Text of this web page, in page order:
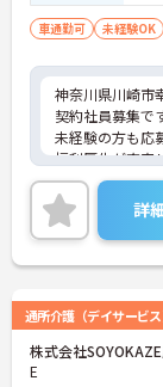
車通勤可 未経験OK
神奈川県川崎市
契約社員募集で
未経験の方も応
福利厚生が充実
り働きやすい環
ご興味のある方
詳細をお話いた
い。
詳
通所介護（デイサービス
株式会社
E